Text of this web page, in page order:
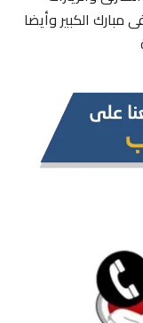
الكبير وأيضا